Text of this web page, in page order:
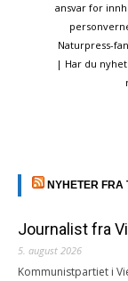
ansvar for
Naturpress-
| Har du
NYHETER FRA
Journalist fra
5. august 2026
Kommunistpartiet i